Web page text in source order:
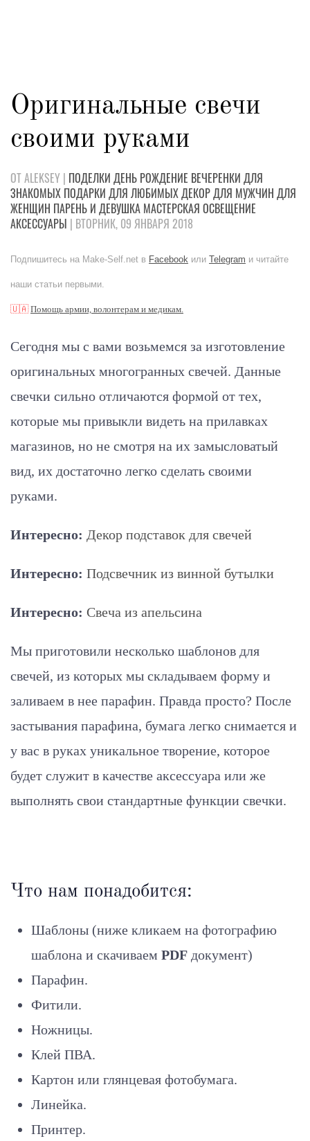
Оригинальные свечи
своими руками
ОТ ALEKSEY | ПОДЕЛКИ ДЕНЬ РОЖДЕНИЕ ВЕЧЕРЕНКИ ДЛЯ
ЗНАКОМЫХ ПОДАРКИ ДЛЯ ЛЮБИМЫХДЕКОРДЛЯ МУЖЧИН ДЛЯ
ЖЕНЩИН ПАРЕНЬ И ДЕВУШКА МАСТЕРСКАЯ ОСВЕЩЕНИЕ
АКСЕССУАРЫ | ВТОРНИК, 09 ЯНВАРЯ 2018
Подпишитесь на Make-Self.net в Facebook или Telegram и читайте
наши статьи первыми.
🇺🇦Помощь армии, волонтерам и медикам.
Сегодня мы с вами возьмемся за изготовление
оригинальных многогранных свечей. Данные
свечки сильно отличаются формой от тех,
которые мы привыкли видеть на прилавках
магазинов, но не смотря на их замысловатый
вид, их достаточно легко сделать своими
руками.
Интересно: Декор подставок для свечей
Интересно: Подсвечник из винной бутылки
Интересно: Свеча из апельсина
Мы приготовили несколько шаблонов для
свечей, из которых мы складываем форму и
заливаем в нее парафин. Правда просто? После
застывания парафина, бумага легко снимается и
у вас в руках уникальное творение, которое
будет служит в качестве аксессуара или же
выполнять свои стандартные функции свечки.
Что нам понадобится:
Шаблоны (ниже кликаем на фотографию
шаблона и скачиваем PDF документ)
Парафин.
Фитили.
Ножницы.
Клей ПВА.
Картон или глянцевая фотобумага.
Линейка.
Принтер.